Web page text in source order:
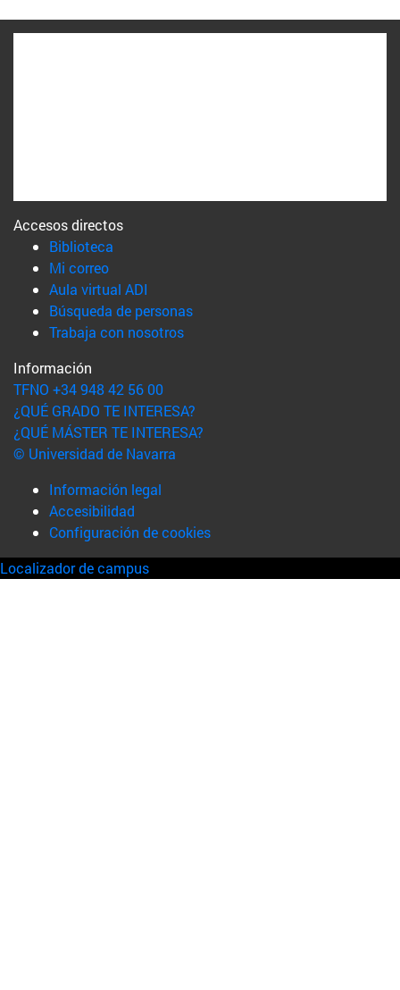
Accesos directos
Biblioteca
Mi correo(abre en nueva ventana)
Aula virtual ADI
Búsqueda de personas(abre en nueva ventana)
Trabaja con nosotros(abre en nueva ventana)
Información
TFNO +34 948 42 56 00
¿QUÉ GRADO TE INTERESA?
¿QUÉ MÁSTER TE INTERESA?
© Universidad de Navarra
Información legal
Accesibilidad
Configuración de cookies
Localizador de campus